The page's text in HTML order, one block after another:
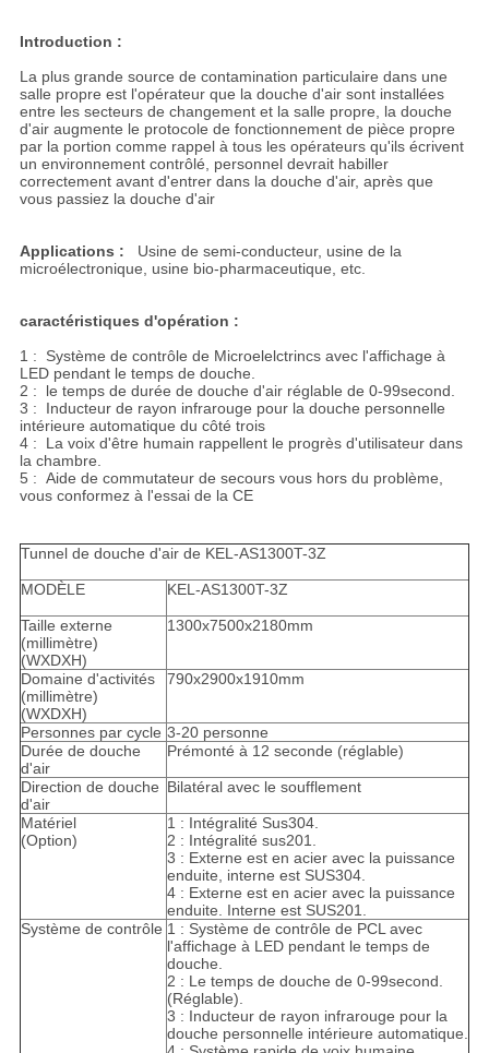
Introduction :
La plus grande source de contamination particulaire dans une
salle propre est l'opérateur que la douche d'air sont installées
entre les secteurs de changement et la salle propre, la douche
d'air augmente le protocole de fonctionnement de pièce propre
par la portion comme rappel à tous les opérateurs qu'ils écrivent
un environnement contrôlé, personnel devrait habiller
correctement avant d'entrer dans la douche d'air, après que
vous passiez la douche d'air
Applications :
Usine de semi-conducteur, usine de la
microélectronique, usine bio-pharmaceutique, etc.
caractéristiques d'opération :
1 : Système de contrôle de Microelelctrincs avec l'affichage à
LED pendant le temps de douche.
2 : le temps de durée de douche d'air réglable de 0-99second.
3 : Inducteur de rayon infrarouge pour la douche personnelle
intérieure automatique du côté trois
4 : La voix d'être humain rappellent le progrès d'utilisateur dans
la chambre.
5 : Aide de commutateur de secours vous hors du problème,
vous conformez à l'essai de la CE
Tunnel de douche d'air de KEL-AS1300T-3Z
MODÈLE KEL-AS1300T-3Z
Taille externe
(millimètre)
(WXDXH)
1300x7500x2180mm
Domaine d'activités
(millimètre)
(WXDXH)
790x2900x1910mm
Personnes par cycle 3-20 personne
Durée de douche
d'air
Prémonté à 12 seconde (réglable)
Direction de douche
d'air
Bilatéral avec le soufflement
Matériel
(Option)
1 : Intégralité Sus304.
2 : Intégralité sus201.
3 : Externe est en acier avec la puissance
enduite, interne est SUS304.
4 : Externe est en acier avec la puissance
enduite. Interne est SUS201.
Système de contrôle 1 : Système de contrôle de PCL avec
l'affichage à LED pendant le temps de
douche.
2 : Le temps de douche de 0-99second.
(Réglable).
3 : Inducteur de rayon infrarouge pour la
douche personnelle intérieure automatique.